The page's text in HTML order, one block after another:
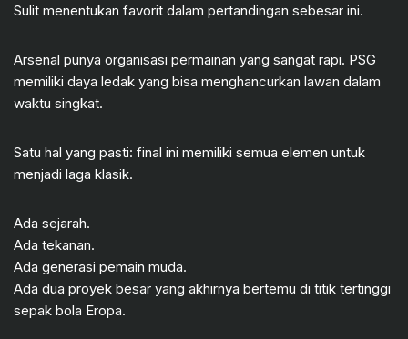
Sulit menentukan favorit dalam pertandingan sebesar ini.
Arsenal punya organisasi permainan yang sangat rapi. PSG
memiliki daya ledak yang bisa menghancurkan lawan dalam
waktu singkat.
Satu hal yang pasti: final ini memiliki semua elemen untuk
menjadi laga klasik.
Ada sejarah.
Ada tekanan.
Ada generasi pemain muda.
Ada dua proyek besar yang akhirnya bertemu di titik tertinggi
sepak bola Eropa.